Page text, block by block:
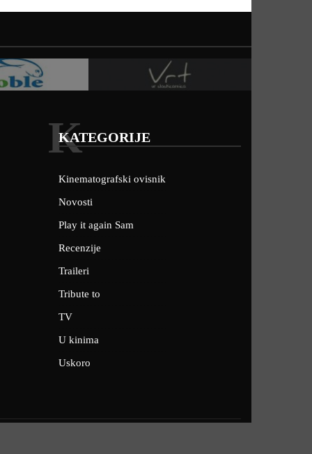
KATEGORIJE
K
Kinematografski ovisnik
Novosti
Play it again Sam
Recenzije
Traileri
Tribute to
TV
U kinima
Uskoro